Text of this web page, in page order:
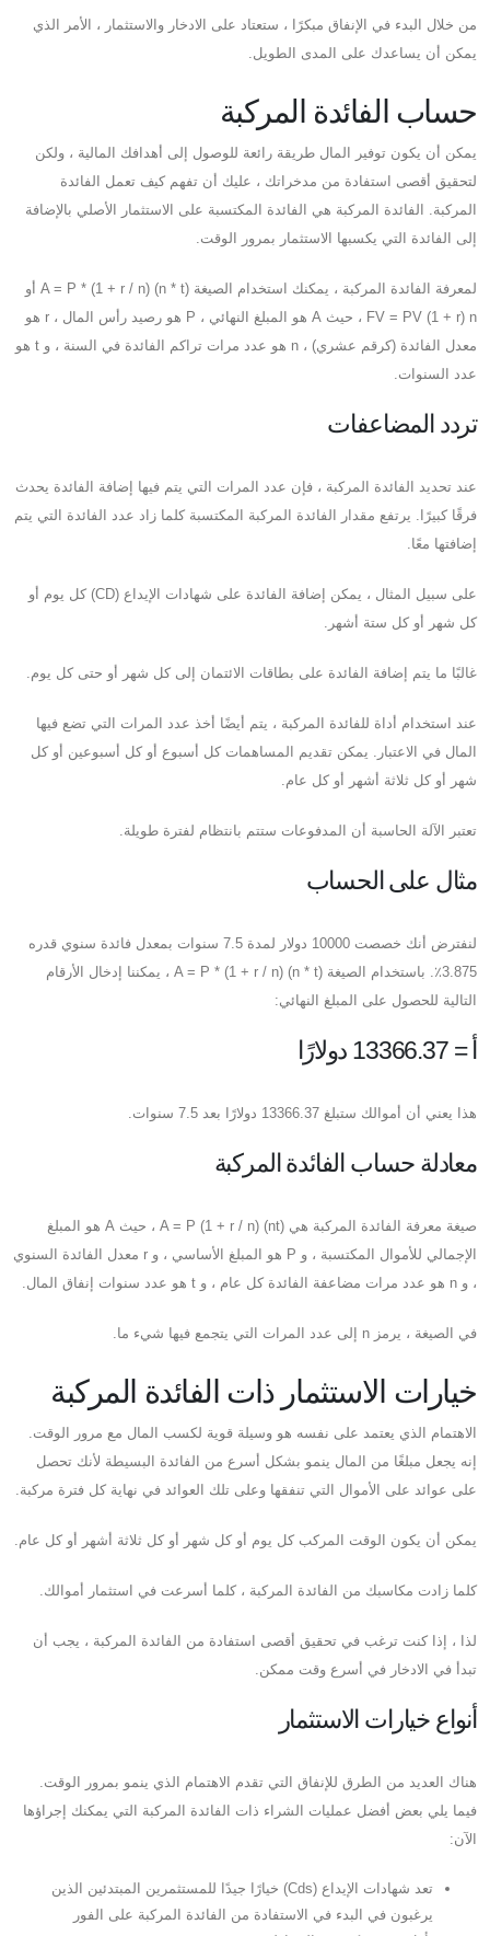
من خلال البدء في الإنفاق مبكرًا ، ستعتاد على الادخار والاستثمار ، الأمر الذي
يمكن أن يساعدك على المدى الطويل.
حساب الفائدة المركبة
يمكن أن يكون توفير المال طريقة رائعة للوصول إلى أهدافك المالية ، ولكن
لتحقيق أقصى استفادة من مدخراتك ، عليك أن تفهم كيف تعمل الفائدة
المركبة. الفائدة المركبة هي الفائدة المكتسبة على الاستثمار الأصلي بالإضافة
إلى الفائدة التي يكسبها الاستثمار بمرور الوقت.
لمعرفة الفائدة المركبة ، يمكنك استخدام الصيغة A = P * (1 + r / n) (n * t) أو
FV = PV (1 + r) n ، حيث A هو المبلغ النهائي ، P هو رصيد رأس المال ، r هو
معدل الفائدة (كرقم عشري) ، n هو عدد مرات تراكم الفائدة في السنة ، و t هو
عدد السنوات.
تردد المضاعفات
عند تحديد الفائدة المركبة ، فإن عدد المرات التي يتم فيها إضافة الفائدة يحدث
فرقًا كبيرًا. يرتفع مقدار الفائدة المركبة المكتسبة كلما زاد عدد الفائدة التي يتم
إضافتها معًا.
على سبيل المثال ، يمكن إضافة الفائدة على شهادات الإيداع (CD) كل يوم أو
كل شهر أو كل ستة أشهر.
غالبًا ما يتم إضافة الفائدة على بطاقات الائتمان إلى كل شهر أو حتى كل يوم.
عند استخدام أداة للفائدة المركبة ، يتم أيضًا أخذ عدد المرات التي تضع فيها
المال في الاعتبار. يمكن تقديم المساهمات كل أسبوع أو كل أسبوعين أو كل
شهر أو كل ثلاثة أشهر أو كل عام.
تعتبر الآلة الحاسبة أن المدفوعات ستتم بانتظام لفترة طويلة.
مثال على الحساب
لنفترض أنك خصصت 10000 دولار لمدة 7.5 سنوات بمعدل فائدة سنوي قدره
3.875٪. باستخدام الصيغة A = P * (1 + r / n) (n * t) ، يمكننا إدخال الأرقام
التالية للحصول على المبلغ النهائي:
أ = 13366.37 دولارًا
هذا يعني أن أموالك ستبلغ 13366.37 دولارًا بعد 7.5 سنوات.
معادلة حساب الفائدة المركبة
صيغة معرفة الفائدة المركبة هي A = P (1 + r / n) (nt) ، حيث A هو المبلغ
الإجمالي للأموال المكتسبة ، و P هو المبلغ الأساسي ، و r معدل الفائدة السنوي
، و n هو عدد مرات مضاعفة الفائدة كل عام ، و t هو عدد سنوات إنفاق المال.
في الصيغة ، يرمز n إلى عدد المرات التي يتجمع فيها شيء ما.
خيارات الاستثمار ذات الفائدة المركبة
الاهتمام الذي يعتمد على نفسه هو وسيلة قوية لكسب المال مع مرور الوقت.
إنه يجعل مبلغًا من المال ينمو بشكل أسرع من الفائدة البسيطة لأنك تحصل
على عوائد على الأموال التي تنفقها وعلى تلك العوائد في نهاية كل فترة مركبة.
يمكن أن يكون الوقت المركب كل يوم أو كل شهر أو كل ثلاثة أشهر أو كل عام.
كلما زادت مكاسبك من الفائدة المركبة ، كلما أسرعت في استثمار أموالك.
لذا ، إذا كنت ترغب في تحقيق أقصى استفادة من الفائدة المركبة ، يجب أن
تبدأ في الادخار في أسرع وقت ممكن.
أنواع خيارات الاستثمار
هناك العديد من الطرق للإنفاق التي تقدم الاهتمام الذي ينمو بمرور الوقت.
فيما يلي بعض أفضل عمليات الشراء ذات الفائدة المركبة التي يمكنك إجراؤها
الآن:
تعد شهادات الإيداع (Cds) خيارًا جيدًا للمستثمرين المبتدئين الذين
يرغبون في البدء في الاستفادة من الفائدة المركبة على الفور